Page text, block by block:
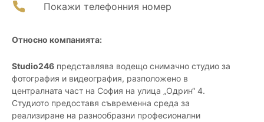
Покажи телефонния номер
Относно компанията:
Studio246 представлява водещо снимачно студио за
фотография и видеография, разположено в
централната част на София на улица „Одрин“ 4.
Студиото предоставя съвременна среда за
реализиране на разнообразни професионални